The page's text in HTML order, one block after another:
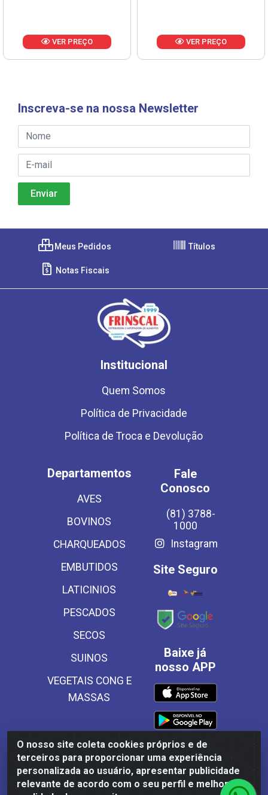
VER PREÇO VER PREÇO
Inscreva-se na nossa Newsletter
O nosso site coleta cookies próprios e de
terceiros para proporcionar uma experiência
personalizada ao usuário, apresentar publicidade
relevante de acordo com o seu perfil e melhorar a
Meus Pedidos Títulos
Notas Fiscais
Institucional
Quem Somos
Política de Privacidade
Política de Troca e Devolução
Departamentos
AVES
BOVINOS
CHARQUEADOS
EMBUTIDOS
LATICINIOS
PESCADOS
SECOS
SUINOS
VEGETAIS CONG E
MASSAS
Fale
Conosco
(81) 3788-
1000
Instagram
Site Seguro
Baixe já
nosso APP
Frinscal - Distribuidora e Importadora de Alimentos LTDA -
Rodovia BR 101 Sul Km 187, 310 Galpão - Santa Rosa,
Palmares/PE - CEP 55540-000 - CNPJ 03.504.437/0001-50